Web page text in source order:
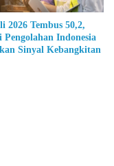
2026 Tembus 50,2,
Indonesia
Sinyal Kebangkitan